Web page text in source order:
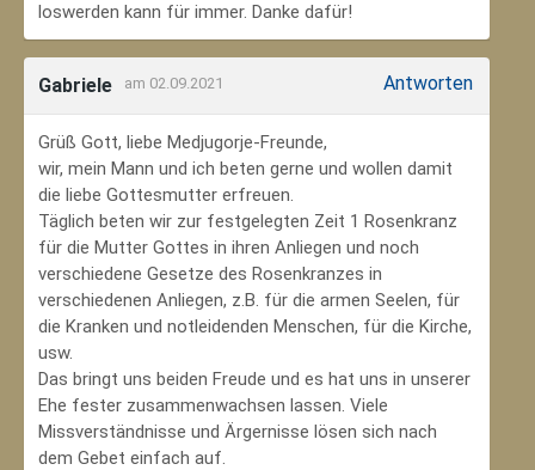
loswerden kann für immer. Danke dafür!
Gabriele am 02.09.2021 Antworten
Grüß Gott, liebe Medjugorje-Freunde,
wir, mein Mann und ich beten gerne und wollen damit
die liebe Gottesmutter erfreuen.
Täglich beten wir zur festgelegten Zeit 1 Rosenkranz
für die Mutter Gottes in ihren Anliegen und noch
verschiedene Gesetze des Rosenkranzes in
verschiedenen Anliegen, z.B. für die armen Seelen, für
die Kranken und notleidenden Menschen, für die Kirche,
usw.
Das bringt uns beiden Freude und es hat uns in unserer
Ehe fester zusammenwachsen lassen. Viele
Missverständnisse und Ärgernisse lösen sich nach
dem Gebet einfach auf.